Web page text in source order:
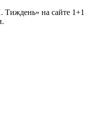
на сайте 1+1